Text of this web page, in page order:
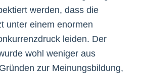
werden, dass die
unter einem enormen
leiden. Der
wohl weniger aus
zur Meinungsbildung,